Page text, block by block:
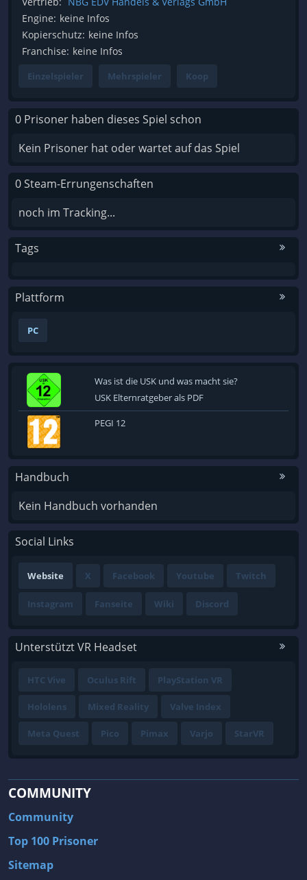
Engine: keine Infos
Kopierschutz: keine Infos
Franchise: keine Infos
Einzelspieler Mehrspieler Koop
0 Prisoner haben dieses Spiel schon
Kein Prisoner hat oder wartet auf das Spiel
0 Steam-Errungenschaften
noch im Tracking...
Tags
Plattform
PC
Was ist die USK und was macht sie?
USK Elternratgeber als PDF
PEGI 12
Handbuch
Kein Handbuch vorhanden
Social Links
Website X Facebook Youtube Twitch
Instagram Fanseite Wiki Discord
Unterstützt VR Headset
HTC Vive Oculus Rift PlayStation VR
Hololens Mixed Reality Valve Index
Meta Quest Pico Pimax Varjo StarVR
COMMUNITY
Community
Top 100 Prisoner
Sitemap